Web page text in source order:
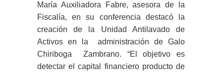
María Auxiliadora Fabre, asesora de la
Fiscalía, en su conferencia destacó la
creación de la Unidad Antilavado de
Activos en la administración de Galo
Chiriboga Zambrano. “El objetivo es
detectar el capital financiero producto de